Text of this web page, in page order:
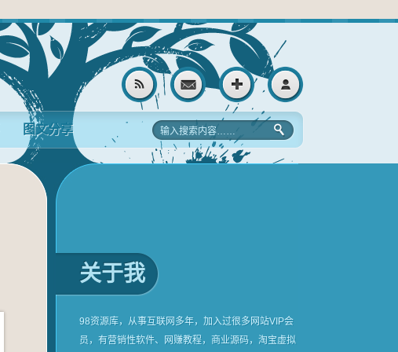
图文分享
关于我
98资源库，从事互联网多年，加入过很多网站VIP会
员，有营销性软件、网赚教程，商业源码，淘宝虚拟